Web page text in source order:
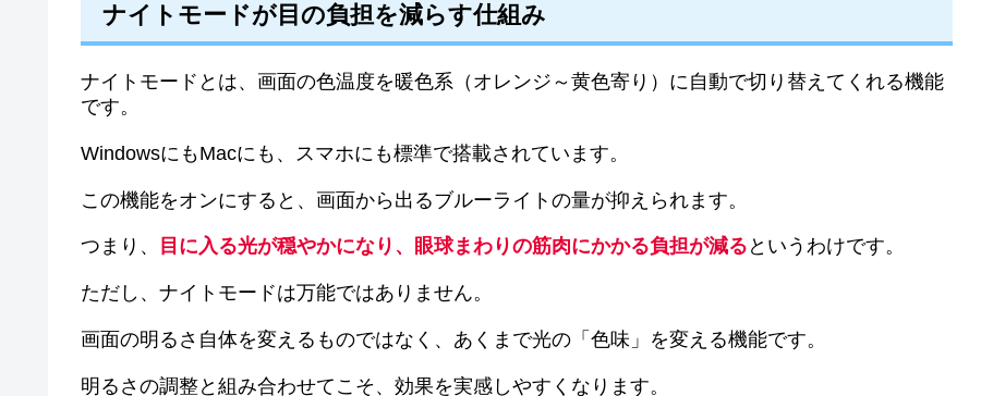
ナイトモードが目の負担を減らす仕組み
ナイトモードとは、画面の色温度を暖色系（オレンジ～黄色寄り）に自動で切り替えてくれる機能
です。
WindowsにもMacにも、スマホにも標準で搭載されています。
この機能をオンにすると、画面から出るブルーライトの量が抑えられます。
つまり、 目に入る光が穏やかになり、眼球まわりの筋肉にかかる負担が減る というわけです。
ただし、ナイトモードは万能ではありません。
画面の明るさ自体を変えるものではなく、あくまで光の「色味」を変える機能です。
明るさの調整と組み合わせてこそ、効果を実感しやすくなります。